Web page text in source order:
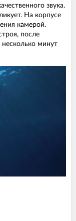
звука.
На корпусе
камерой.
после
минут